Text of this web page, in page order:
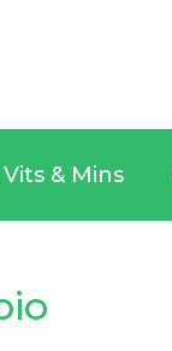
& Mins